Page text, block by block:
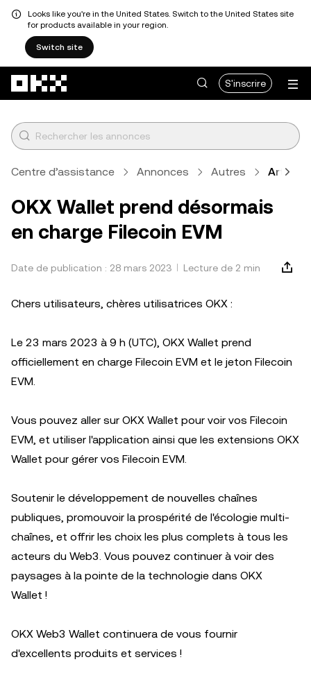
Looks like you're in the United States. Switch to the United States site
for products available in your region.
Switch site
S'inscrire
Centre d’assistance Annonces Autres Article
OKX Wallet prend désormais
en charge Filecoin EVM
Date de publication : 28 mars 2023 Lecture de 2 min
Chers utilisateurs, chères utilisatrices OKX :
Le 23 mars 2023 à 9 h (UTC), OKX Wallet prend
officiellement en charge Filecoin EVM et le jeton Filecoin
EVM.
Vous pouvez aller sur OKX Wallet pour voir vos Filecoin
EVM, et utiliser l'application ainsi que les extensions OKX
Wallet pour gérer vos Filecoin EVM.
Soutenir le développement de nouvelles chaînes
publiques, promouvoir la prospérité de l'écologie multi-
chaînes, et offrir les choix les plus complets à tous les
acteurs du Web3. Vous pouvez continuer à voir des
paysages à la pointe de la technologie dans OKX
Wallet !
OKX Web3 Wallet continuera de vous fournir
d'excellents produits et services !